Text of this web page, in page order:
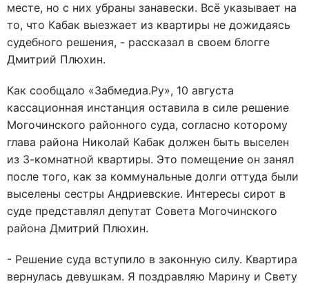
месте, но с них убраны занавески. Всё указывает на
то, что Кабак выезжает из квартиры не дожидаясь
судебного решения, - рассказал в своем блогге
Дмитрий Плюхин.
Как сообщало «Забмедиа.Ру», 10 августа
кассационная инстанция оставила в силе решение
Могочинского районного суда, согласно которому
глава района Николай Кабак должен быть выселен
из 3-комнатной квартиры. Это помещение он занял
после того, как за коммунальные долги оттуда были
выселены сестры Андриевские. Интересы сирот в
суде представлял депутат Совета Могочинского
района Дмитрий Плюхин.
- Решение суда вступило в законную силу. Квартира
вернулась девушкам. Я поздравляю Марину и Свету